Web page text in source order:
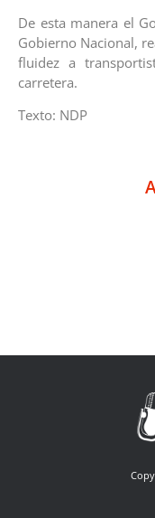
De esta manera el
Gobierno Nacional,
fluidez a
carretera.
Texto: NDP